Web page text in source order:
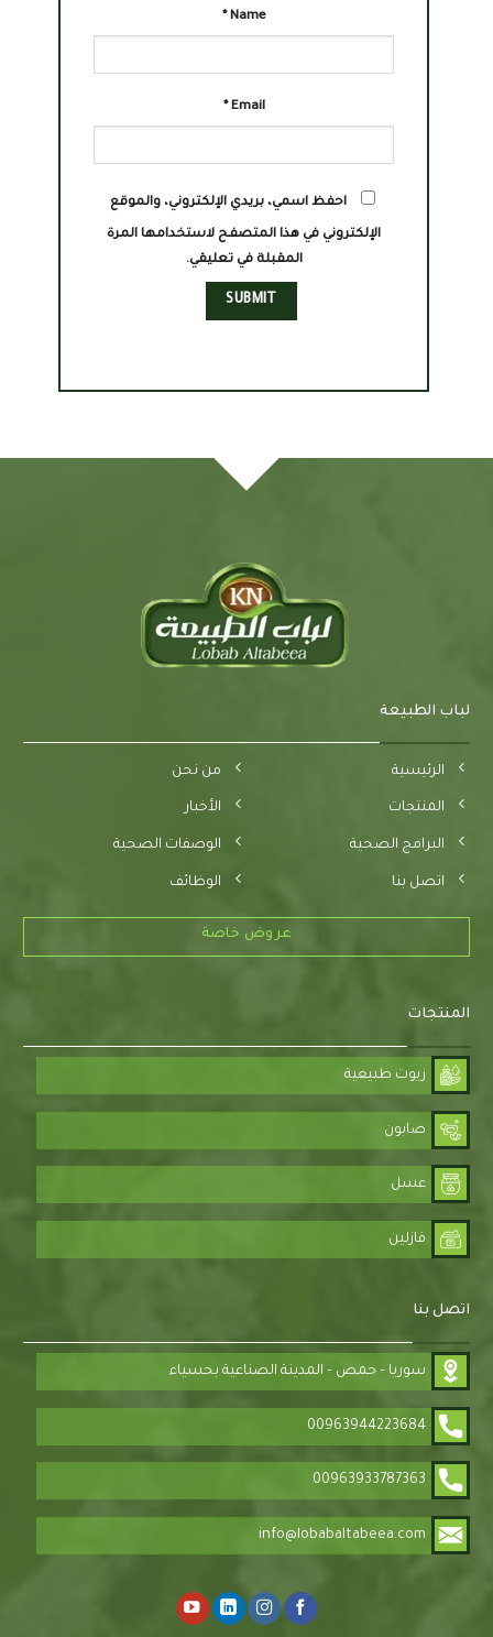
Name
*
Email
*
احفظ اسمي، بريدي الإلكتروني، والموقع
الإلكتروني في هذا المتصفح لاستخدامها المرة
المقبلة في تعليقي.
لباب الطبيعة
الرئيسية
المنتجات
البرامج الصحية
اتصل بنا
من نحن
الأخبار
الوصفات الصحية
الوظائف
عروض خاصة
المنتجات
زيوت طبيعية
صابون
عسل
فازلين
اتصل بنا
سوريا – حمص – المدينة الصناعية بحسياء
00963944223684
00963933787363
info@lobabaltabeea.com